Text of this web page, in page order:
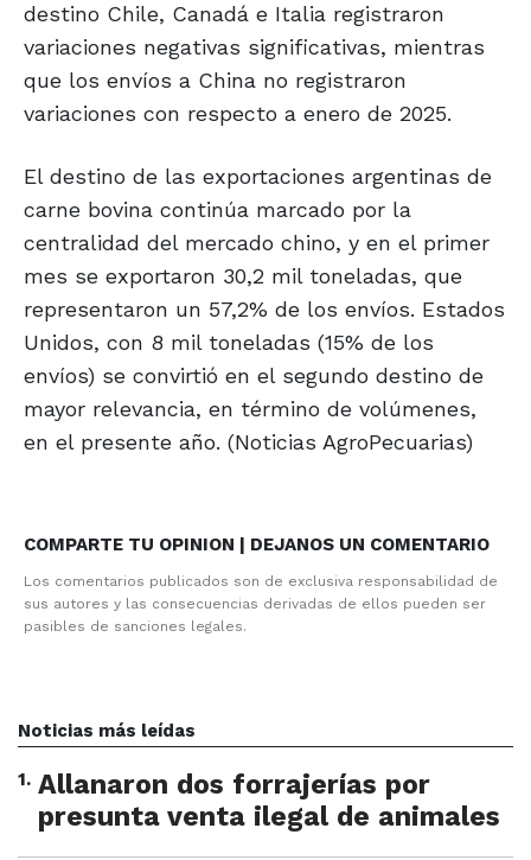
destino Chile, Canadá e Italia registraron
variaciones negativas significativas, mientras
que los envíos a China no registraron
variaciones con respecto a enero de 2025.
El destino de las exportaciones argentinas de
carne bovina continúa marcado por la
centralidad del mercado chino, y en el primer
mes se exportaron 30,2 mil toneladas, que
representaron un 57,2% de los envíos. Estados
Unidos, con 8 mil toneladas (15% de los
envíos) se convirtió en el segundo destino de
mayor relevancia, en término de volúmenes,
en el presente año. (Noticias AgroPecuarias)
COMPARTE TU OPINION | DEJANOS UN COMENTARIO
Los comentarios publicados son de exclusiva responsabilidad de
sus autores y las consecuencias derivadas de ellos pueden ser
pasibles de sanciones legales.
Noticias más leídas
1. Allanaron dos forrajerías por
presunta venta ilegal de animales